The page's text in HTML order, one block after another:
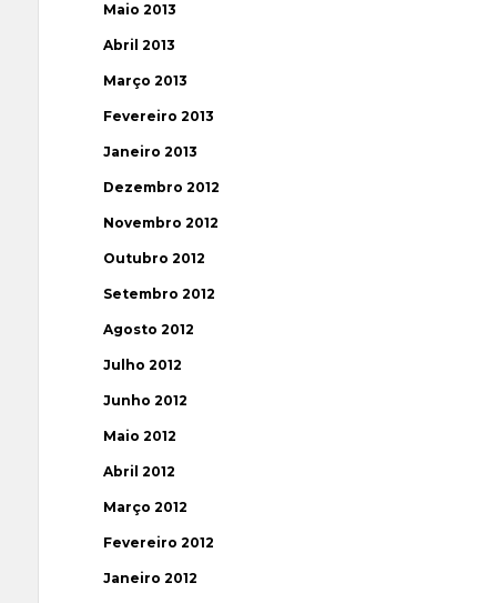
Maio 2013
Abril 2013
Março 2013
Fevereiro 2013
Janeiro 2013
Dezembro 2012
Novembro 2012
Outubro 2012
Setembro 2012
Agosto 2012
Julho 2012
Junho 2012
Maio 2012
Abril 2012
Março 2012
Fevereiro 2012
Janeiro 2012